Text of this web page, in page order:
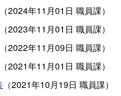
（2024年11月01日 職員課）
（2023年11月01日 職員課）
（2022年11月09日 職員課）
（2021年11月01日 職員課）
（2021年10月19日 職員課）